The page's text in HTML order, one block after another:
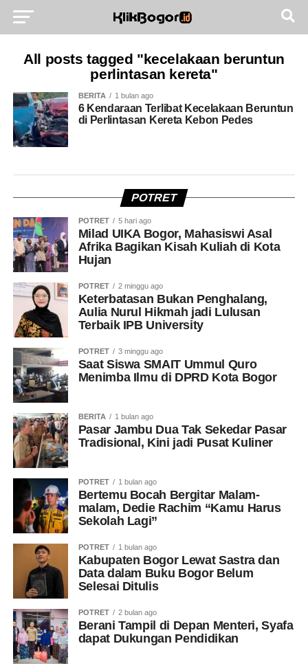
All posts tagged "kecelakaan beruntun
perlintasan kereta"
BERITA 1 bulan ago
6 Kendaraan Terlibat Kecelakaan Beruntun
di Perlintasan Kereta Kebon Pedes
POTRET
POTRET 5 hari ago
Milad UIKA Bogor, Mahasiswi Asal
Afrika Bagikan Kisah Kuliah di Kota
Hujan
POTRET 2 minggu ago
Keterbatasan Bukan Penghalang,
Aulia Nurul Hikmah jadi Lulusan
Terbaik IPB University
POTRET 3 minggu ago
Saat Siswa SMAIT Ummul Quro
Menimba Ilmu di DPRD Kota Bogor
BERITA 1 bulan ago
Pasar Jambu Dua Tak Sekedar Pasar
Tradisional, Kini jadi Pusat Kuliner
POTRET 1 bulan ago
Bertemu Bocah Bergitar Malam-
malam, Dedie Rachim “Kamu Harus
Sekolah Lagi”
POTRET 1 bulan ago
Kabupaten Bogor Lewat Sastra dan
Data dalam Buku Bogor Belum
Selesai Ditulis
POTRET 2 bulan ago
Berani Tampil di Depan Menteri, Syafa
dapat Dukungan Pendidikan